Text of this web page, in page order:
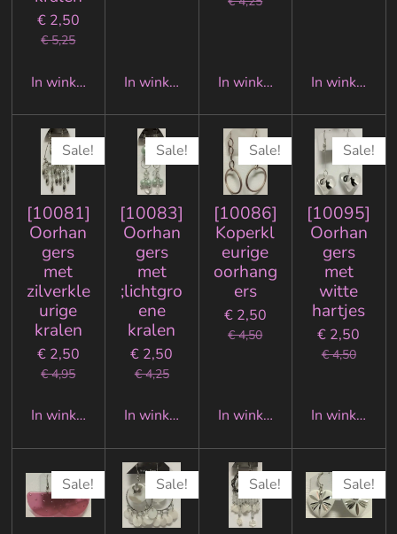
€ 2,50
€ 5,25
In winkelwagenIn winkelwagenIn winkelwagenIn
Sale!
[10081]
Oorhan
gers
met
zilverkle
urige
kralen
€ 2,50
€ 4,95
In winkelwagen
Sale!
[10083]
Oorhan
gers
met
;lichtgro
ene
kralen
€ 2,50
€ 4,25
In winkelwagen
Sale!
[10086]
Koperkl
eurige
oorhang
ers
€ 2,50
€ 4,50
In winkelwagen
Sale!
[10095]
Oorhan
gers
met
witte
hartjes
€ 2,50
€ 4,50
In
Sale! Sale! Sale! Sale!